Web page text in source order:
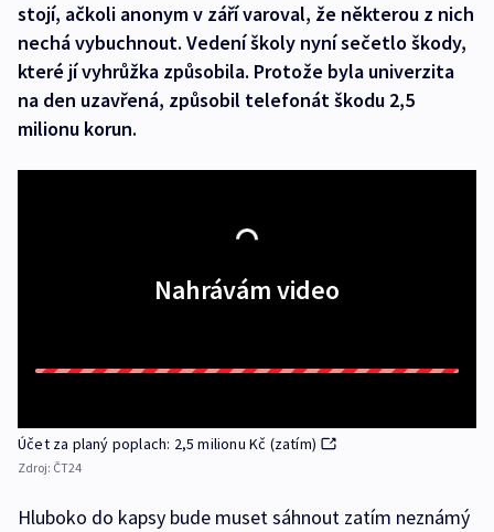
stojí, ačkoli anonym v září varoval, že některou z nich
nechá vybuchnout. Vedení školy nyní sečetlo škody,
které jí vyhrůžka způsobila. Protože byla univerzita
na den uzavřená, způsobil telefonát škodu 2,5
milionu korun.
Nahrávám video
Účet za planý poplach: 2,5 milionu Kč (zatím)
Zdroj: ČT24
Hluboko do kapsy bude muset sáhnout zatím neznámý